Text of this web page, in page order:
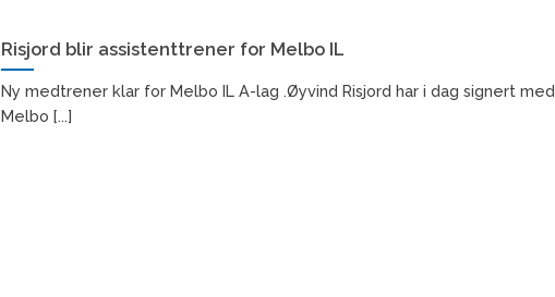
Risjord blir assistenttrener for Melbo IL
Ny medtrener klar for Melbo IL A-lag .Øyvind Risjord har i dag signert med
Melbo [...]